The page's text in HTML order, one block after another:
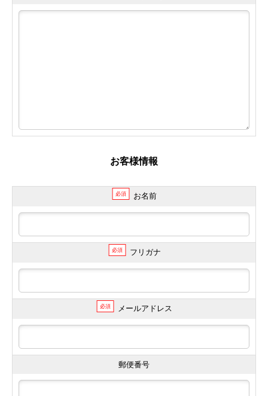
お客様情報
必須 お名前
必須 フリガナ
必須 メールアドレス
郵便番号